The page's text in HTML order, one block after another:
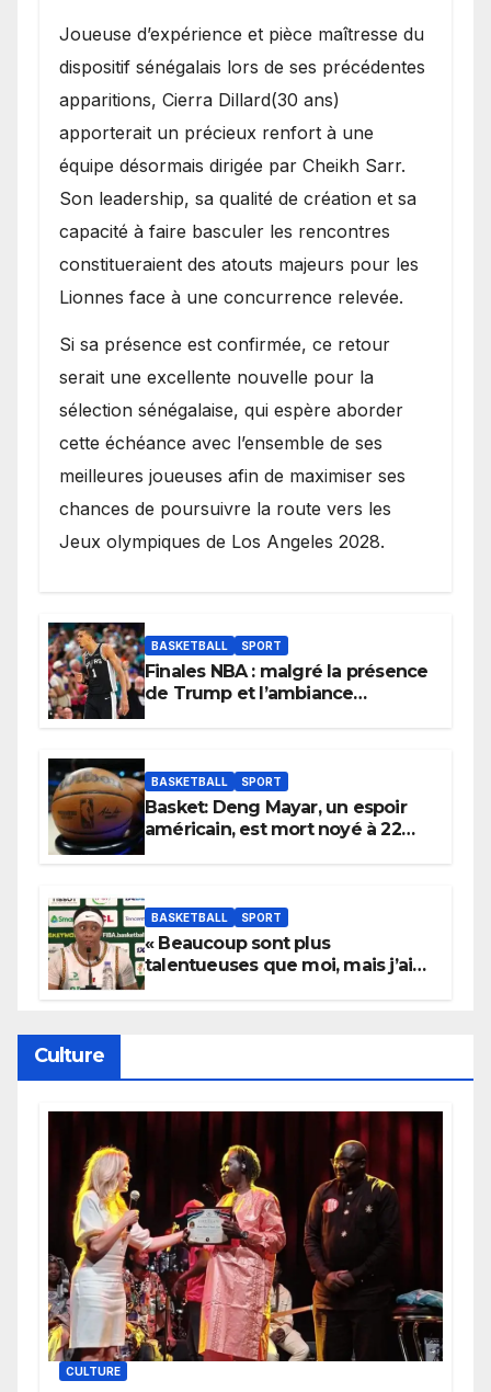
Joueuse d’expérience et pièce maîtresse du
dispositif sénégalais lors de ses précédentes
apparitions, Cierra Dillard(30 ans)
apporterait un précieux renfort à une
équipe désormais dirigée par Cheikh Sarr.
Son leadership, sa qualité de création et sa
capacité à faire basculer les rencontres
constitueraient des atouts majeurs pour les
Lionnes face à une concurrence relevée.
Si sa présence est confirmée, ce retour
serait une excellente nouvelle pour la
sélection sénégalaise, qui espère aborder
cette échéance avec l’ensemble de ses
meilleures joueuses afin de maximiser ses
chances de poursuivre la route vers les
Jeux olympiques de Los Angeles 2028.
BASKETBALL SPORT
Finales NBA : malgré la présence
de Trump et l’ambiance
BASKETBALL SPORT
Basket: Deng Mayar, un espoir
américain, est mort noyé à 22
BASKETBALL SPORT
« Beaucoup sont plus
talentueuses que moi, mais j’ai
Culture
CULTURE